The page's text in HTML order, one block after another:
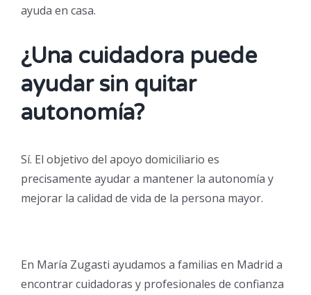
ayuda en casa.
¿Una cuidadora puede
ayudar sin quitar
autonomía?
Sí. El objetivo del apoyo domiciliario es
precisamente ayudar a mantener la autonomía y
mejorar la calidad de vida de la persona mayor.
En María Zugasti ayudamos a familias en Madrid a
encontrar cuidadoras y profesionales de confianza